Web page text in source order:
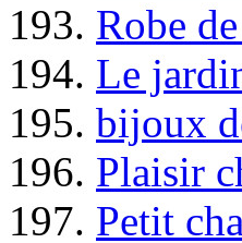
193. Robe
194. Le
195. bijoux
196. Plaisir
197. Petit